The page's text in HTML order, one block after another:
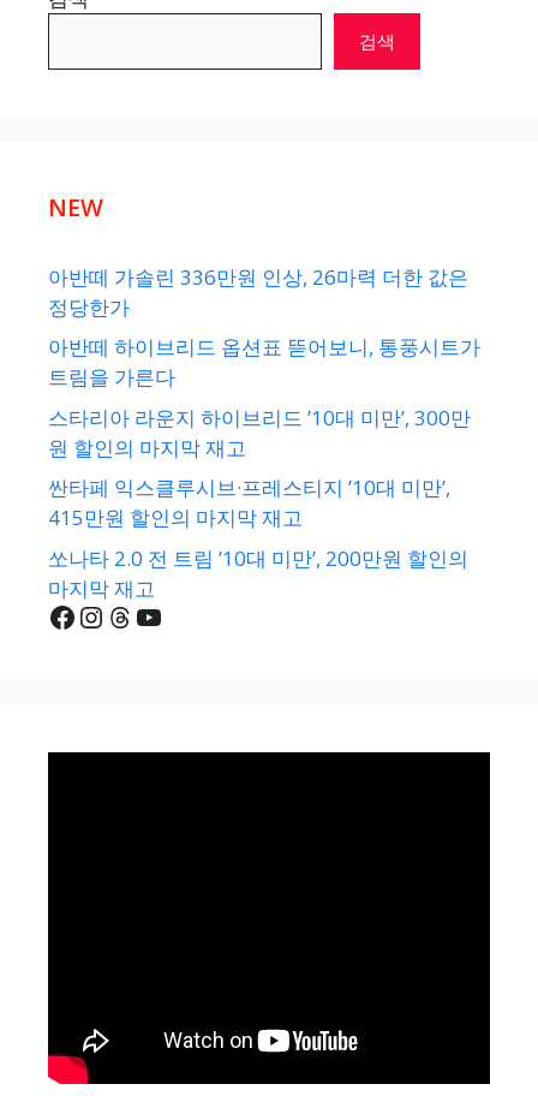
검색
NEW
아반떼 가솔린 336만원 인상, 26마력 더한 값은
정당한가
아반떼 하이브리드 옵션표 뜯어보니, 통풍시트가
트림을 가른다
스타리아 라운지 하이브리드 ’10대 미만’, 300만
원 할인의 마지막 재고
싼타페 익스클루시브·프레스티지 ’10대 미만’,
415만원 할인의 마지막 재고
쏘나타 2.0 전 트림 ’10대 미만’, 200만원 할인의
마지막 재고
Facebook
Instagram
Threads
YouTube